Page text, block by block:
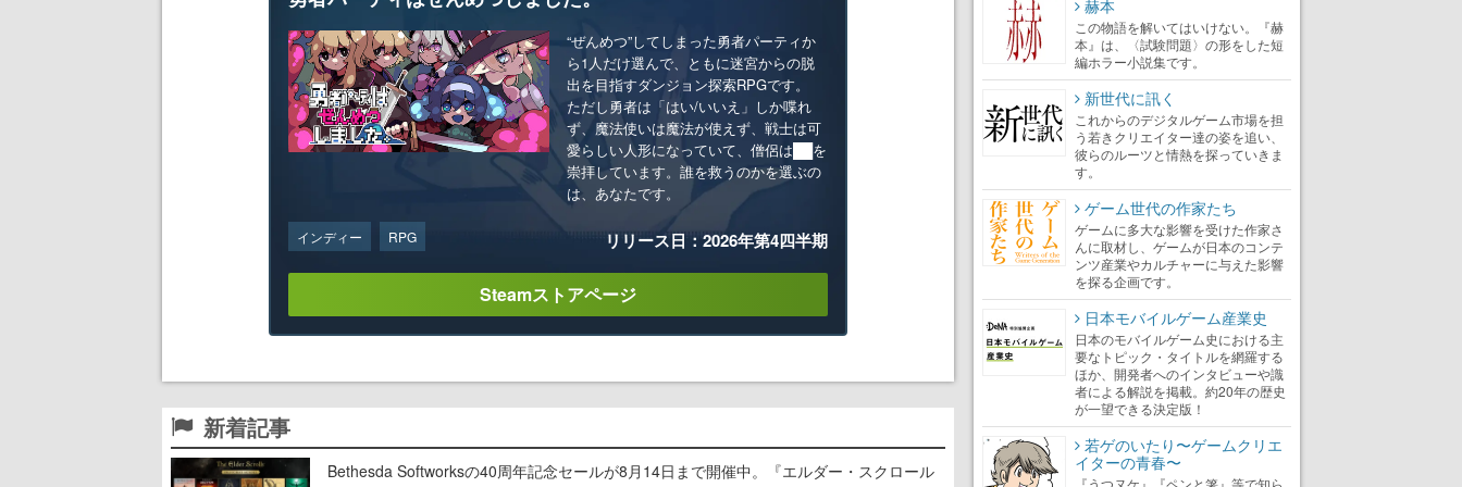
“ぜんめつ”してしまった勇者パーティか
ら1人だけ選んで、ともに迷宮からの脱
出を目指すダンジョン探索RPGです。
ただし勇者は「はい/いいえ」しか喋れ
ず、魔法使いは魔法が使えず、戦士は可
愛らしい人形になっていて、僧侶は██を
崇拝しています。誰を救うのかを選ぶの
は、あなたです。
インディー RPG リリース日：2026年第4四半期
Steamストアページ
新着記事
Bethesda Softworksの40周年記念セールが8月14日まで開催中。『エルダー・スクロール
赫本
この物語を解いてはいけない。『赫
本』は、〈試験問題〉の形をした短
編ホラー小説集です。
新世代に訊く
これからのデジタルゲーム市場を担
う若きクリエイター達の姿を追い、
彼らのルーツと情熱を探っていきま
す。
ゲーム世代の作家たち
ゲームに多大な影響を受けた作家さ
んに取材し、ゲームが日本のコンテ
ンツ産業やカルチャーに与えた影響
を探る企画です。
日本モバイルゲーム産業史
日本のモバイルゲーム史における主
要なトピック・タイトルを網羅する
ほか、開発者へのインタビューや識
者による解説を掲載。約20年の歴史
が一望できる決定版！
若ゲのいたり〜ゲームクリエ
イターの青春〜